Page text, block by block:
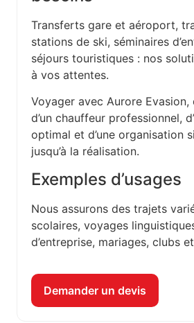
Transferts gare et aéroport,
stations de ski, séminaires
séjours touristiques : nos
à vos attentes.
Voyager avec Aurore Evasion,
d’un chauffeur professionnel,
optimal et d’une organisation
jusqu’à la réalisation.
Exemples d’usages
Nous assurons des trajets
scolaires, voyages
d’entreprise, mariages, clubs
Demander un devis